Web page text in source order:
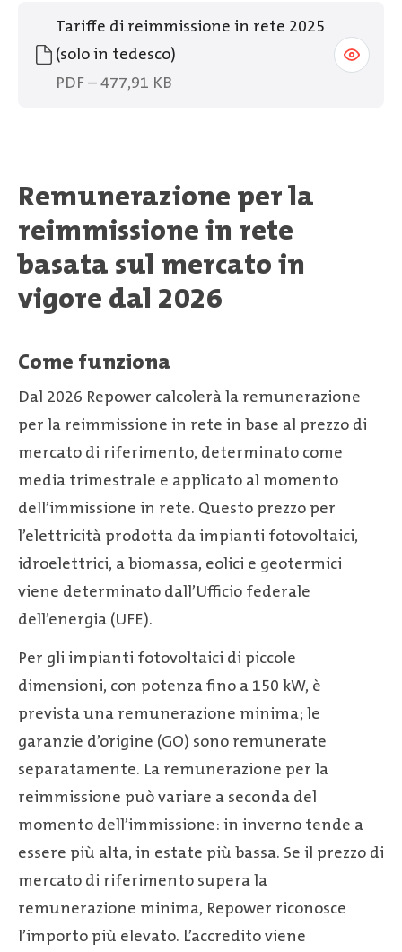
Tariffe di reimmissione in rete 2025
(solo in tedesco)
PDF – 477,91 KB
Remunerazione per la
reimmissione in rete
basata sul mercato in
vigore dal 2026
Come funziona
Dal 2026 Repower calcolerà la remunerazione
per la reimmissione in rete in base al prezzo di
mercato di riferimento, determinato come
media trimestrale e applicato al momento
dell’immissione in rete. Questo prezzo per
l’elettricità prodotta da impianti fotovoltaici,
idroelettrici, a biomassa, eolici e geotermici
viene determinato dall’Ufficio federale
dell’energia (UFE).
Per gli impianti fotovoltaici di piccole
dimensioni, con potenza fino a 150 kW, è
prevista una remunerazione minima; le
garanzie d’origine (GO) sono remunerate
separatamente. La remunerazione per la
reimmissione può variare a seconda del
momento dell’immissione: in inverno tende a
essere più alta, in estate più bassa. Se il prezzo di
mercato di riferimento supera la
remunerazione minima, Repower riconosce
l’importo più elevato. L’accredito viene